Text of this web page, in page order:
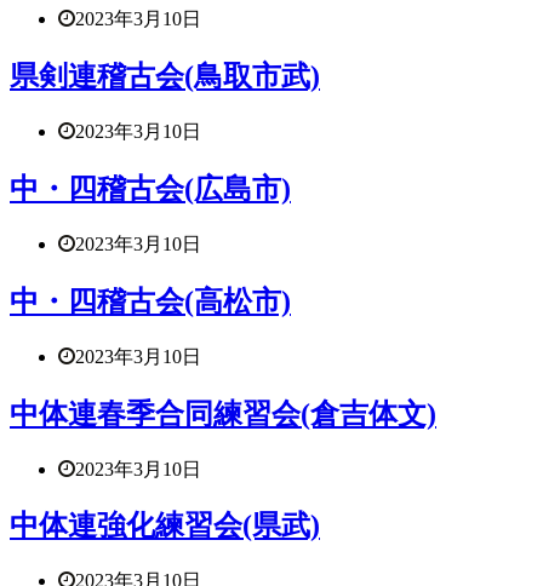
2023年3月10日
県剣連稽古会(鳥取市武)
2023年3月10日
中・四稽古会(広島市)
2023年3月10日
中・四稽古会(高松市)
2023年3月10日
中体連春季合同練習会(倉吉体文)
2023年3月10日
中体連強化練習会(県武)
2023年3月10日